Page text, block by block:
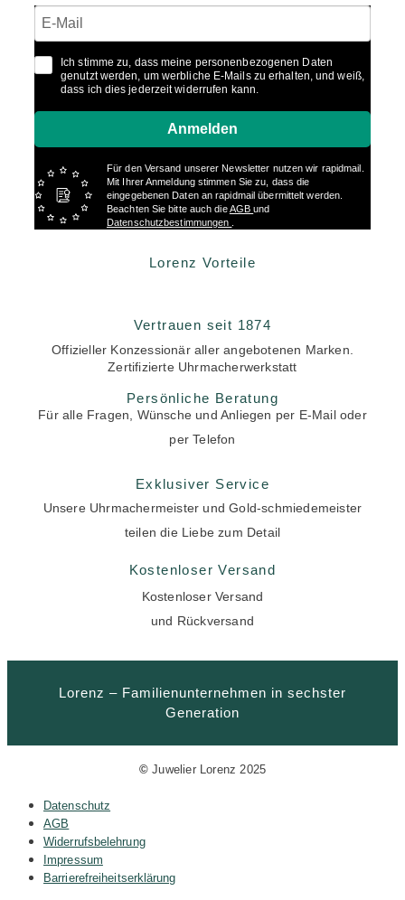
Ich stimme zu, dass meine personenbezogenen Daten
genutzt werden, um werbliche E-Mails zu erhalten, und weiß,
dass ich dies jederzeit widerrufen kann.
Anmelden
Für den Versand unserer Newsletter nutzen wir rapidmail.
Mit Ihrer Anmeldung stimmen Sie zu, dass die
eingegebenen Daten an rapidmail übermittelt werden.
Beachten Sie bitte auch dieAGBund
Datenschutzbestimmungen
Lorenz Vorteile
Vertrauen seit 1874
Offizieller Konzessionär aller angebotenen Marken.
Zertifizierte Uhrmacherwerkstatt
Persönliche Beratung
Für alle Fragen, Wünsche und Anliegen per E-Mail oder
per Telefon
Exklusiver Service
Unsere Uhrmachermeister und Gold-schmiedemeister
teilen die Liebe zum Detail
Kostenloser Versand
Kostenloser Versand
und Rückversand
Lorenz – Familienunternehmen in sechster
Generation
© Juwelier Lorenz 2025
Datenschutz
AGB
Widerrufsbelehrung
Impressum
Barrierefreiheitserklärung